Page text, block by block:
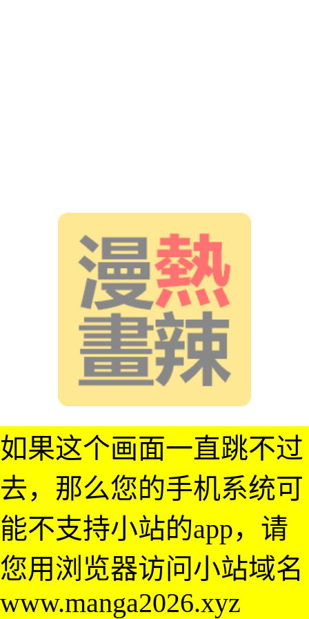
如果这个画面一直跳不过
去，那么您的手机系统可
能不支持小站的app，请
您用浏览器访问小站域名
www.manga2026.xyz